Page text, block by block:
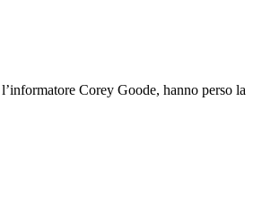
Corey Goode, hanno perso la